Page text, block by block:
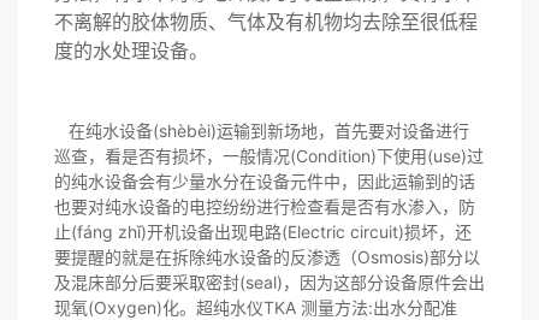
不离解的胶体物质、气体及有机物均去除至很低程
度的水处理设备。
在纯水设备(shèbèi)运输到新场地，首先要对设备进行
巡查，看是否有损坏，一般情况(Condition)下使用(use)过
的纯水设备会有少量水分在设备元件中，因此运输到的话
也要对纯水设备的电控纷纷进行检查看是否有水渗入，防
止(fáng zhǐ)开机设备出现电路(Electric circuit)损坏，还
要提醒的就是在拆除纯水设备的反渗透（Osmosis)部分以
及混床部分后要采取密封(seal)，因为这部分设备原件会出
现氧(Oxygen)化。超纯水仪TKA 测量方法:出水分配准